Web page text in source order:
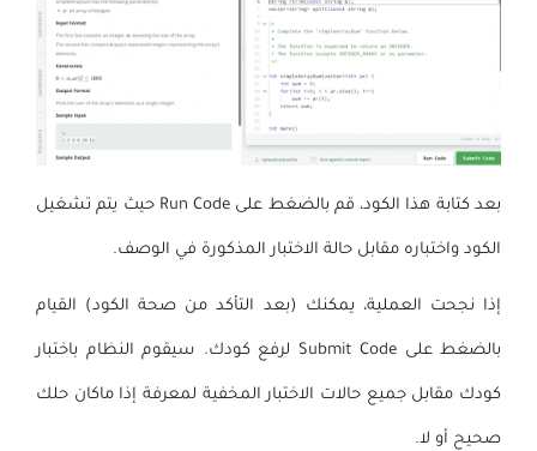
بعد كتابة هذا الكود، قم بالضغط على Run Code حيث يتم تشغيل
الكود واختباره مقابل حالة الاختبار المذكورة في الوصف.
إذا نجحت العملية، يمكنك (بعد التأكد من صحة الكود) القيام
بالضغط على Submit Code لرفع كودك. سيقوم النظام باختبار
كودك مقابل جميع حالات الاختبار المخفية لمعرفة إذا ماكان حلك
صحيح أو لا.